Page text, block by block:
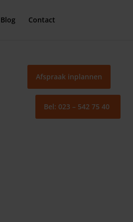
Blog Contact
Afspraak inplannen
Bel: 023 – 542 75 40